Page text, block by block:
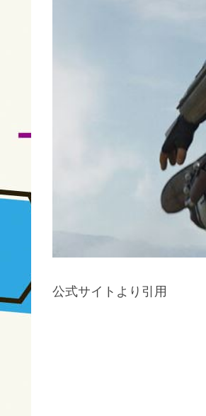
公式サイトより引用